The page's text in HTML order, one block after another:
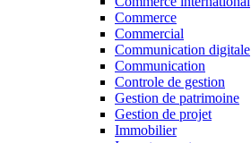
Commerce
Commercial
Communication digitale
Communication
Controle de gestion
Gestion de patrimoine
Gestion de projet
Immobilier